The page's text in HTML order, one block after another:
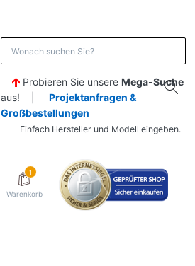
Probieren Sie unsere Mega-Suche
aus! | Projektanfragen &
Großbestellungen
Einfach Hersteller und Modell eingeben.
1
Warenkorb